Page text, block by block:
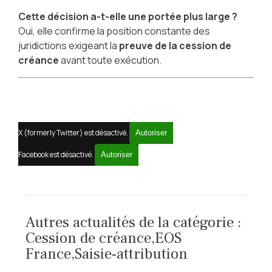
Cette décision a-t-elle une portée plus large ?
Oui, elle confirme la position constante des
juridictions exigeant la preuve de la cession de
créanceavant toute exécution.
X (formerly Twitter) est désactivé. Autoriser
Facebook est désactivé. Autoriser
Autres actualités de la catégorie :
Cession de créance,EOS
France,Saisie-attribution